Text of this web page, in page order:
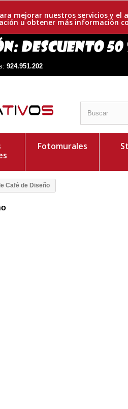
mejorar nuestros servicios y
u obtener más información
924.951.202
Fotomurales
Café de Diseño